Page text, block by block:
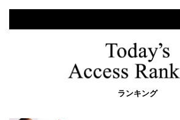
ランキング